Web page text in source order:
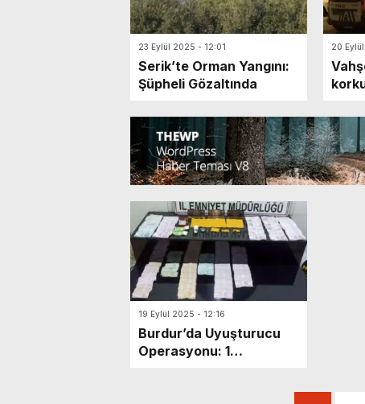
23 Eylül 2025 - 12:01
Serik’te Orman Yangını:
Şüpheli Gözaltında
20
19 Eylül 2025 - 12:16
Burdur’da Uyuşturucu
Operasyonu: 1